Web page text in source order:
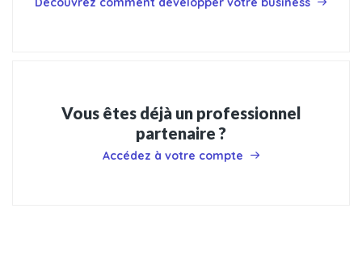
Vous êtes déjà un professionnel
partenaire ?
Accédez à votre compte